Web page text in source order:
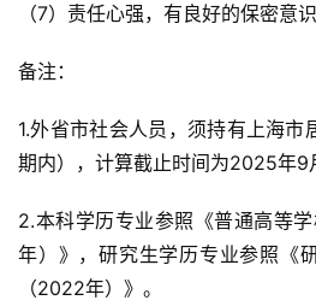
（7）责任心强，有良好的保密意
备注：
1.外省市社会人员，须持有上海市
期内），计算截止时间为2025年9
2.本科学历专业参照《普通高等
年）》，研究生学历专业参照《
（2022年）》。